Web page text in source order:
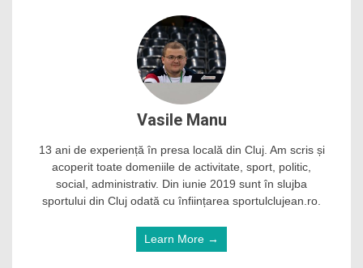
Vasile Manu
13 ani de experiență în presa locală din Cluj. Am scris și
acoperit toate domeniile de activitate, sport, politic,
social, administrativ. Din iunie 2019 sunt în slujba
sportului din Cluj odată cu înființarea sportulclujean.ro.
Learn More →